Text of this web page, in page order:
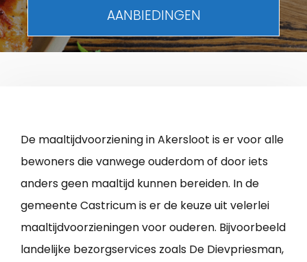
AANBIEDINGEN
De maaltijdvoorziening in Akersloot is er voor alle
bewoners die vanwege ouderdom of door iets
anders geen maaltijd kunnen bereiden. In de
gemeente Castricum is er de keuze uit velerlei
maaltijdvoorzieningen voor ouderen. Bijvoorbeeld
landelijke bezorgservices zoals De Dievpriesman,